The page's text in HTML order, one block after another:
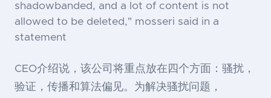
shadowbanded, and a lot of content is not
allowed to be deleted," mosseri said in a
statement
CEO介绍说，该公司将重点放在四个方面：骚扰，
验证，传播和算法偏见。为解决骚扰问题，